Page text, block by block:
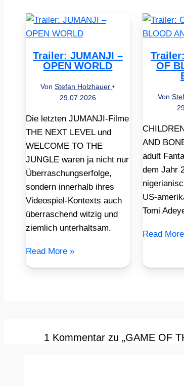
Trailer: JUMANJI –
OPEN WORLD
VonStefan Holzhauer•
29.07.2026
Die letzten JUMANJI-Filme
THE NEXT LEVEL und
WELCOME TO THE
JUNGLE waren ja nicht nur
Überraschungserfolge,
sondern innerhalb ihres
Videospiel-Kontexts auch
überraschend witzig und
ziemlich unterhaltsam.
Read More »
OF
Von
AND
adult
dem Jahr
US-
Tomi
Read
1 Kommentar zu „GAME OF